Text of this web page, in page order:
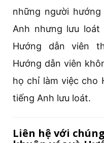
những người
Anh nhưng lưu loát
Hướng dẫn viên
Hướng dẫn viên
họ chỉ làm việc cho
tiếng Anh lưu loát.
Liên hệ với